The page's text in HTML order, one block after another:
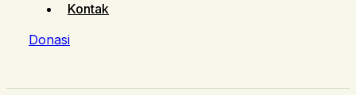
Kontak
Donasi